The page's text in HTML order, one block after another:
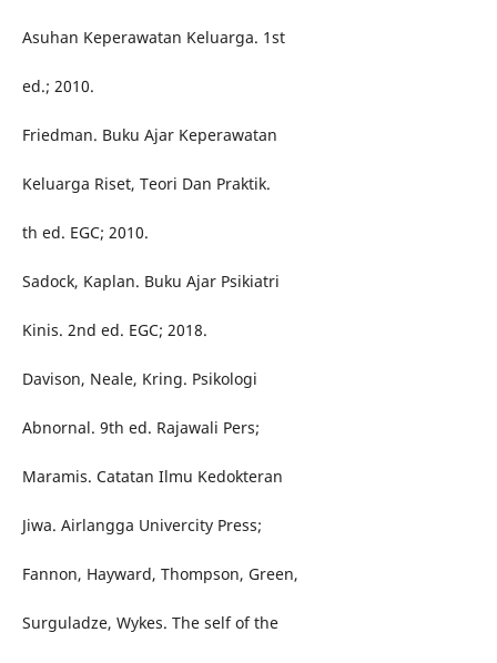
Asuhan Keperawatan Keluarga. 1st
ed.; 2010.
Friedman. Buku Ajar Keperawatan
Keluarga Riset, Teori Dan Praktik.
th ed. EGC; 2010.
Sadock, Kaplan. Buku Ajar Psikiatri
Kinis. 2nd ed. EGC; 2018.
Davison, Neale, Kring. Psikologi
Abnornal. 9th ed. Rajawali Pers;
Maramis. Catatan Ilmu Kedokteran
Jiwa. Airlangga Univercity Press;
Fannon, Hayward, Thompson, Green,
Surguladze, Wykes. The self of the